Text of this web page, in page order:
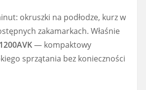
okruszki na podłodze, kurz w
zakamarkach. Właśnie
— kompaktowy
sprzątania bez konieczności